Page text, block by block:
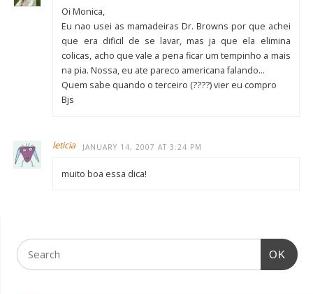
Oi Monica,
Eu nao usei as mamadeiras Dr. Browns por que achei
que era dificil de se lavar, mas ja que ela elimina
colicas, acho que vale a pena ficar um tempinho a mais
na pia. Nossa, eu ate pareco americana falando…
Quem sabe quando o terceiro (????) vier eu compro
Bjs
leticia JANUARY 14, 2007 AT 3:24 PM
muito boa essa dica!
OK